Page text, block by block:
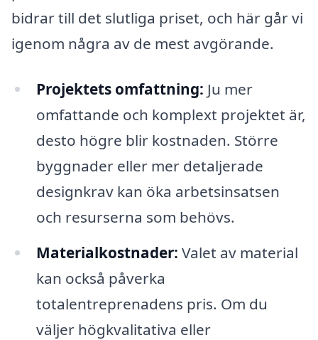
bidrar till det slutliga priset, och här går vi
igenom några av de mest avgörande.
Projektets omfattning: Ju mer
omfattande och komplext projektet är,
desto högre blir kostnaden. Större
byggnader eller mer detaljerade
designkrav kan öka arbetsinsatsen
och resurserna som behövs.
Materialkostnader: Valet av material
kan också påverka
totalentreprenadens pris. Om du
väljer högkvalitativa eller